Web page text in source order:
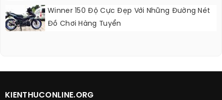
Winner 150 Độ Cực Đẹp Với Những Đường Nét
Đồ Chơi Hàng Tuyển
KIENTHUCONLINE.ORG